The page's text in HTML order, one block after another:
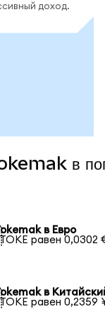
доход.
в
в Евро
TOKE равен 0,0302
в
TOKE равен 0,2359